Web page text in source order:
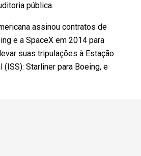
pública.
assinou contratos de
e a SpaceX em 2014 para
suas tripulações à Estação
(ISS): Starliner para Boeing, e